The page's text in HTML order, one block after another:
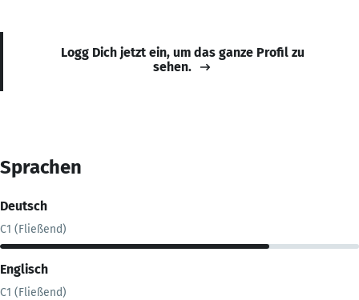
Logg Dich jetzt ein, um das ganze Profil zu
sehen.
Sprachen
Deutsch
C1 (Fließend)
Englisch
C1 (Fließend)